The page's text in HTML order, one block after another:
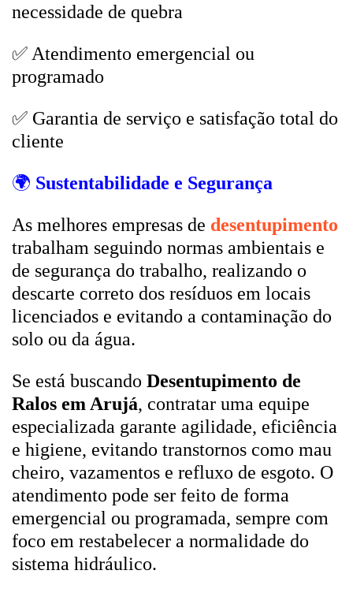
necessidade de quebra
✅ Atendimento emergencial ou
programado
✅ Garantia de serviço e satisfação total do
cliente
🌍 Sustentabilidade e Segurança
As melhores empresas de desentupimento
trabalham seguindo normas ambientais e
de segurança do trabalho, realizando o
descarte correto dos resíduos em locais
licenciados e evitando a contaminação do
solo ou da água.
Se está buscando Desentupimento de
Ralos em Arujá, contratar uma equipe
especializada garante agilidade, eficiência
e higiene, evitando transtornos como mau
cheiro, vazamentos e refluxo de esgoto. O
atendimento pode ser feito de forma
emergencial ou programada, sempre com
foco em restabelecer a normalidade do
sistema hidráulico.